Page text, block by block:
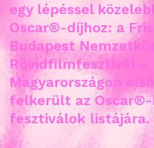
egy lépéssel
Oscar®-díjhoz: a
Budapest
Rövidfilmfesztivál –
Magyarországon
felkerült az
fesztiválok listájára.